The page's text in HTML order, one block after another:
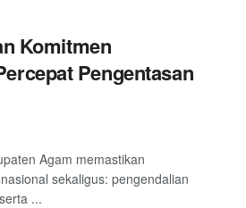
Komitmen
Pengentasan
Agam memastikan
sekaligus: pengendalian
...